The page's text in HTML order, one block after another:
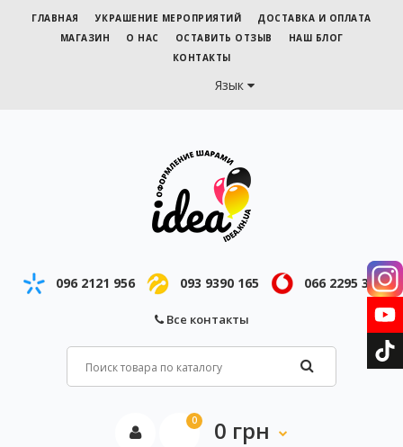
ГЛАВНАЯ УКРАШЕНИЕ МЕРОПРИЯТИЙ
ДОСТАВКА И ОПЛАТА
МАГАЗИН
О НАС ОСТАВИТЬ ОТЗЫВ
НАШ БЛОГ
КОНТАКТЫ
Язык
096 2121 956 093 9390 165 066 2295 343
Все контакты
0 0 грн